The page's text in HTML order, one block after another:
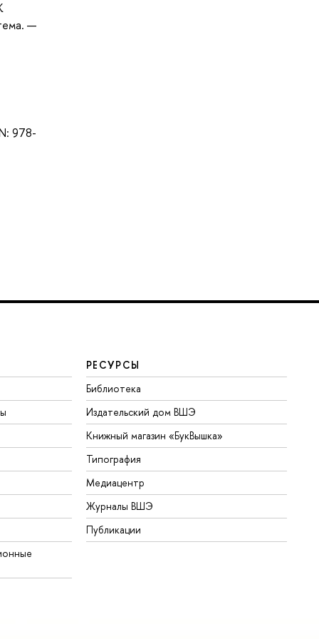
—
978-
РЕСУРСЫ
Библиотека
Издательский дом ВШЭ
Книжный магазин «БукВышка»
Типография
Медиацентр
Журналы ВШЭ
Публикации